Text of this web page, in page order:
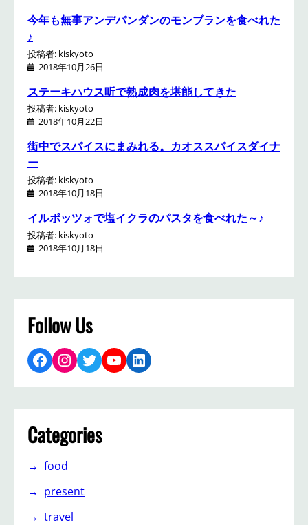
今年も無事アンデパンダンのモンブランを食べれた
♪
投稿者: kiskyoto
2018年10月26日
ステーキハウス听で熟成肉を堪能してきた
投稿者: kiskyoto
2018年10月22日
街中でスパイスにまみれる。カオススパイスダイナ
ー
投稿者: kiskyoto
2018年10月18日
イルポッツォで塩イクラのパスタを食べれた～♪
投稿者: kiskyoto
2018年10月18日
Follow Us
Facebook Instagram Twitter YouTube LinkedIn
Categories
food
present
travel